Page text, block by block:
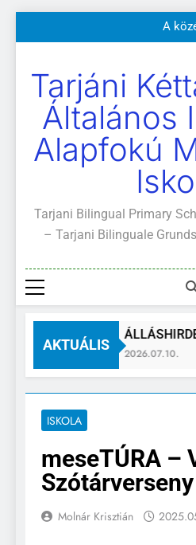
a
Szülői értekezletek
A
Kötelező és
Szülői értekezletek
A
Kötelező és
Tarjáni
Általános
Alapfokú
Tarjani Bilingual Primary
– Tarjani Bilinguale
AKTUÁLIS
2026.07.10.
ISKOLA
meseTÚRA –
Szótárverseny
Molnár Krisztián